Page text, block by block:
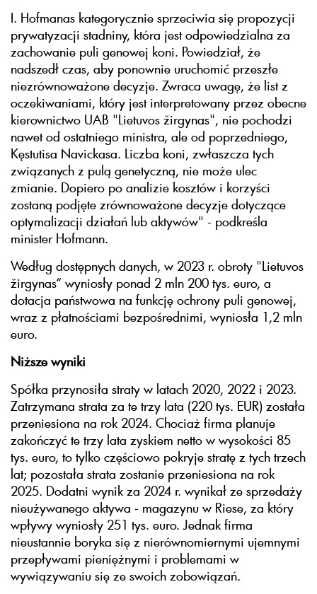
I. Hofmanas kategorycznie sprzeciwia się propozycji
prywatyzacji stadniny, która jest odpowiedzialna za
zachowanie puli genowej koni. Powiedział, że
nadszedł czas, aby ponownie uruchomić przeszłe
niezrównoważone decyzje. Zwraca uwagę, że list z
oczekiwaniami, który jest interpretowany przez obecne
kierownictwo UAB "Lietuvos žirgynas", nie pochodzi
nawet od ostatniego ministra, ale od poprzedniego,
Kęstutisa Navickasa. Liczba koni, zwłaszcza tych
związanych z pulą genetyczną, nie może ulec
zmianie. Dopiero po analizie kosztów i korzyści
zostaną podjęte zrównoważone decyzje dotyczące
optymalizacji działań lub aktywów" - podkreśla
minister Hofmann.
Według dostępnych danych, w 2023 r. obroty "Lietuvos
žirgynas“ wyniosły ponad 2 mln 200 tys. euro, a
dotacja państwowa na funkcję ochrony puli genowej,
wraz z płatnościami bezpośrednimi, wyniosła 1,2 mln
euro.
Niższe wyniki
Spółka przynosiła straty w latach 2020, 2022 i 2023.
Zatrzymana strata za te trzy lata (220 tys. EUR) została
przeniesiona na rok 2024. Chociaż firma planuje
zakończyć te trzy lata zyskiem netto w wysokości 85
tys. euro, to tylko częściowo pokryje stratę z tych trzech
lat; pozostała strata zostanie przeniesiona na rok
2025. Dodatni wynik za 2024 r. wynikał ze sprzedaży
nieużywanego aktywa - magazynu w Riese, za który
wpływy wyniosły 251 tys. euro. Jednak firma
nieustannie boryka się z nierównomiernymi ujemnymi
przepływami pieniężnymi i problemami w
wywiązywaniu się ze swoich zobowiązań.